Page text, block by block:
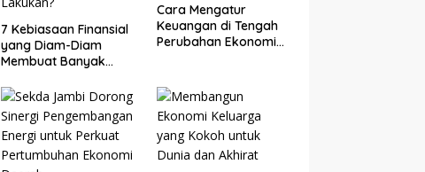
7 Kebiasaan Finansial
yang Diam-Diam
Membuat Banyak
Sudah Anda Lakukan?
Cara Mengatur
Keuangan di Tengah
Perubahan Ekonomi
Berkembang